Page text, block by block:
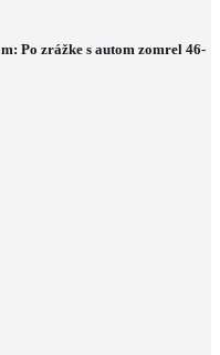
Po zrážke s autom zomrel 46-